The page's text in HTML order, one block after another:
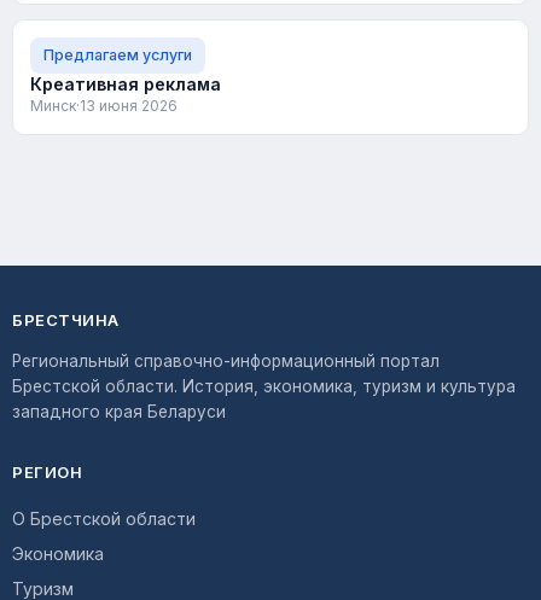
Предлагаем услуги
Креативная реклама
Минск·13 июня 2026
БРЕСТЧИНА
Региональный справочно-информационный портал
Брестской области. История, экономика, туризм и культура
западного края Беларуси
РЕГИОН
О Брестской области
Экономика
Туризм